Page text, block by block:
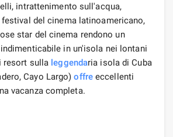
intrattenimento sull'acqua,
del cinema latinoamericano,
star del cinema rendono un
in un'isola nei lontani
resort sulla leggendaria isola di Cuba
Cayo Largo)offreeccellenti
vacanza completa.